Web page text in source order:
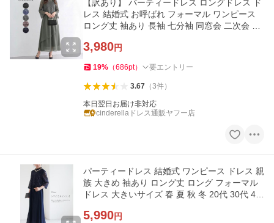
【訳あり】 パーティードレス ロングドレス ド
レス 結婚式 お呼ばれ フォーマル ワンピース
ロング丈 袖あり 長袖 七分袖 同窓会 二次会 マ
3,980円
19% （686pt） 要エントリー
3.67（3件）
本日翌日お届け非対応
cinderellaドレス通販ヤフー店
パーティードレス 結婚式 ワンピース ドレス 親
族 大きめ 袖あり ロング丈 ロング フォーマル
ドレス 大きいサイズ 春 夏 秋 冬 20代 30代 40
5,990円